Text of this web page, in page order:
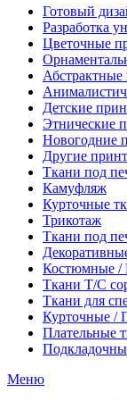
Готовый
Разработка
Цветочные
Детские
Этнические
Новогодние
Другие
Ткани под
Камуфляж
Курточные
Трикотаж
Ткани под
Костюмные /
Ткани Т/С
Ткани для
Курточные /
Плательные
Меню